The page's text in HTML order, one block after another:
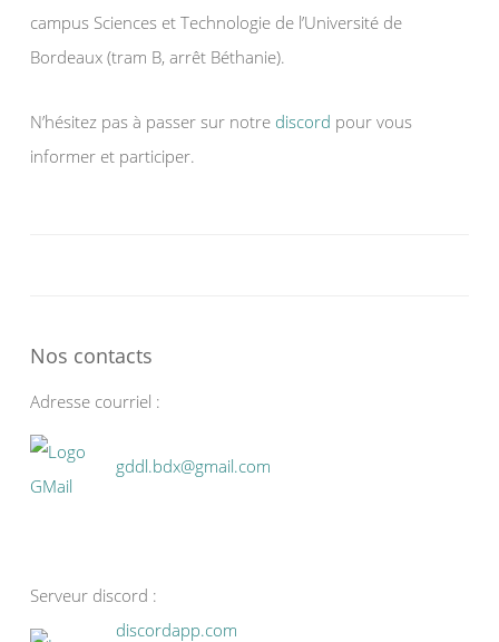
campus Sciences et Technologie de l’Université de
Bordeaux (tram B, arrêt Béthanie).
N’hésitez pas à passer sur notre discord pour vous
informer et participer.
Nos contacts
Adresse courriel :
gddl.bdx@gmail.com
Serveur discord :
discordapp.com